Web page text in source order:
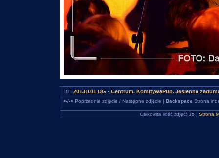
18 | 20131011 DG - Centrum. KomitywaPub. Jesienna
<-/->Poprzednie zdjęcie / Następne zdjęcie | Backspace Strona
Całkowita ilość zdjęć: 35 | Strona